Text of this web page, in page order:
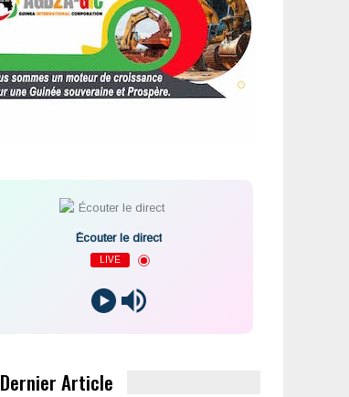
Écouter le direct
LIVE
Dernier Article